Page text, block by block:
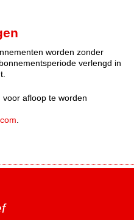
worden zonder
verlengd in
afloop te worden
.